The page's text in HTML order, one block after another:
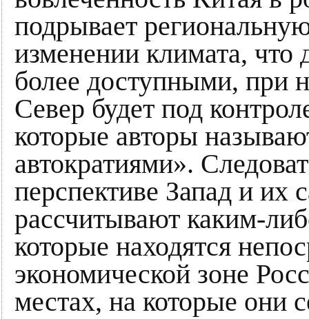
подрывает
изменении климата, что
более доступными, при
Север будет под
которые авторы
автократиями».
перспективе Запад и их
рассчитывают каким-
которые находятся
экономической зоне
местах, на которые они